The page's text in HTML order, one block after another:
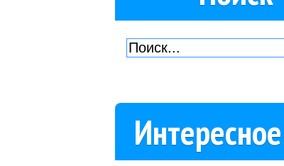
Интересное